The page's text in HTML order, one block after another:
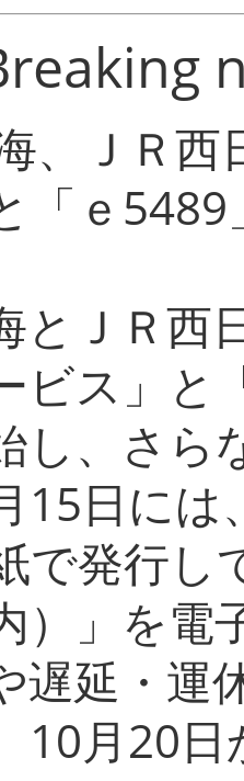
、ＪＲ
「ｅ
とＪＲ西
ビス」
し、さら
15日に
で発行し
）」を電
遅延・運
10月20